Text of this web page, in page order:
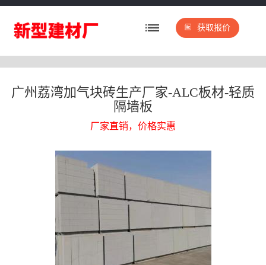
获取报价
广州荔湾加气块砖生产厂家-ALC板材-轻质
隔墙板
厂家直销，价格实惠